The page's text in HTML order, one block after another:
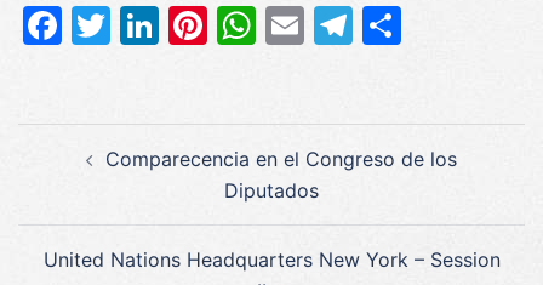
Facebook
Twitter
LinkedIn
Pinterest
WhatsApp
EmailTelegram
Comparecencia en el Congreso de los
Diputados
United Nations Headquarters New York – Session